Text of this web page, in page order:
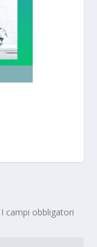
I campi obbligatori